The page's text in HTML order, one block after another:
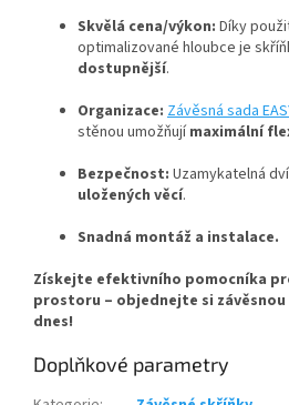
Skvělá cena/výkon: Díky
optimalizované hloubce je
dostupnější.
Organizace: Závěsná sada
stěnou umožňují maximální
Bezpečnost: Uzamykatelná
uložených věcí.
Snadná montáž a instalace.
Získejte efektivního pomocníka
prostoru – objednejte si závěsnou
dnes!
Doplňkové parametry